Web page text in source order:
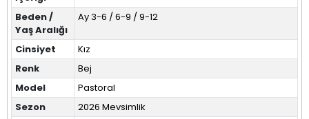
Beden /
Yaş Aralığı
Ay 3-6 / 6-9 / 9-12
Cinsiyet
Kız
Renk
Bej
Model
Pastoral
Sezon
2026 Mevsimlik